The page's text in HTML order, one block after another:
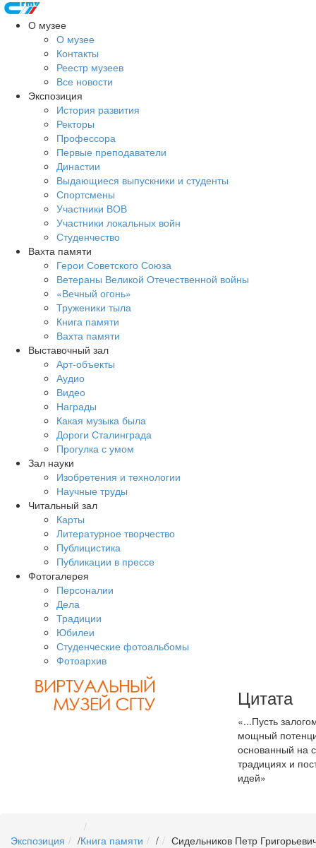
О музее
О музее
Контакты
Реестр музеев
Все новости
Экспозиция
История развития
Ректоры
Профессора
Первые преподаватели
Династии
Выдающиеся выпускники и студенты
Спортсмены
Участники ВОВ
Участники локальных войн
Студенчество
Вахта памяти
Герои Советского Союза
Ветераны Великой Отечественной войны
«Вечный огонь»
Труженики тыла
Книга памяти
Вахта памяти
Выставочный зал
Арт-объекты
Аудио
Видео
Награды
Какая музыка была
Дороги Сталинграда
Прогулка с умом
Зал науки
Изобретения и технологии
Научные труды
Читальный зал
Карты
Литературное творчество
Публицистика
Публикации в прессе
Фотогалерея
Персоналии
Дела
Традиции
Юбилеи
Студенческие фотоальбомы
Фотоархив
Цитата
«...Пусть
мощный
основанный на
традициях и
идей»
Экспозиция /Книга памяти / Сидельников Петр